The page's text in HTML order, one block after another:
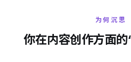
为何沉思
你在内容创作方面